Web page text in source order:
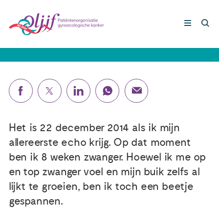
Nieuws
Lotgenoten
Leven met/na kanker
Steun ons
Karin (33): 'Hoe heeft mijn lichaam
mij zo kunnen foppen?'
Het is 22 december 2014 als ik mijn
allereerste echo krijg. Op dat moment
ben ik 8 weken zwanger. Hoewel ik me op
en top zwanger voel en mijn buik zelfs al
lijkt te groeien, ben ik toch een beetje
gespannen.